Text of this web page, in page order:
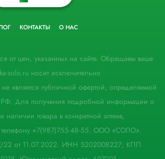
КОНТАКТЫ О НАС
от цен, указанных на сайте. Обращаем ваше
solo.ru носит исключительно
является публичной офертой, определяемой
Для получения подробной информации о
товара в конкретной аптеке,
телефону +7(987)755-48-55. ООО «СОЛО».
22 от 11.07.2022. ИНН 5202008227; КПП